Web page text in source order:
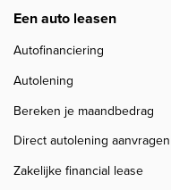
Een auto leasen
Autofinanciering
Autolening
Bereken je maandbedrag
Direct autolening aanvragen
Zakelijke financial lease